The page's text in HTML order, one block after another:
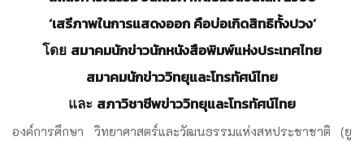
‘เสรีภาพในการแสดงออก คือบ่อเกิดสิทธิทั้งปวง’
โดย สมาคมนักข่าวนักหนังสือพิมพ์แห่งประเทศไทย
สมาคมนักข่าววิทยุและโทรทัศน์ไทย
และ สภาวิชาชีพข่าววิทยุและโทรทัศน์ไทย
องค์การศึกษา วิทยาศาสตร์และวัฒนธรรมแห่งสหประชาชาติ (ยู